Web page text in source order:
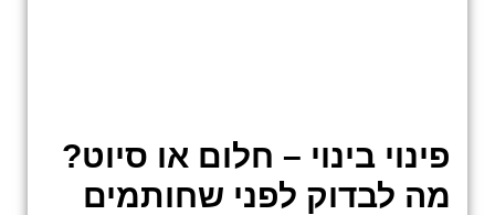
פינוי בינוי – חלום או סיוט?
מה לבדוק לפני שחותמים